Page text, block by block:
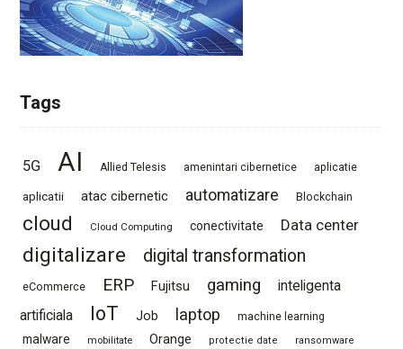
Tags
5G AI Allied Telesis amenintari cibernetice aplicatie
aplicatii atac cibernetic automatizare Blockchain
cloud Cloud Computing conectivitate Data center
digitalizare digital transformation
eCommerce ERP Fujitsu gaming
inteligenta
artificiala
IoT Job laptop machine learning
malware mobilitate Orange protectie date ransomware